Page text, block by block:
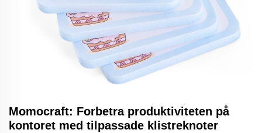
Momocraft: Forbetra produktiviteten på
kontoret med tilpassade klistreknoter